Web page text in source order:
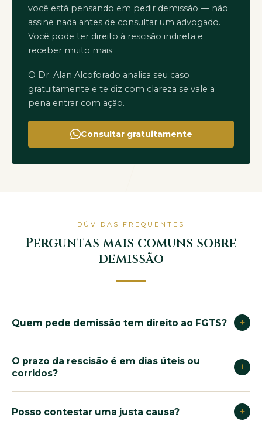
você está pensando em pedir demissão — não
assine nada antes de consultar um advogado.
Você pode ter direito à rescisão indireta e
receber muito mais.
O Dr. Alan Alcoforado analisa seu caso
gratuitamente e te diz com clareza se vale a
pena entrar com ação.
Consultar gratuitamente
DÚVIDAS FREQUENTES
Perguntas mais comuns sobre
demissão
Quem pede demissão tem direito ao FGTS? +
saque do FGTS nem à multa de 40%. O saque só é
Por isso é tão importante não assinar carta de
O prazo da rescisão é em dias úteis ou
corridos?
+
o pagamento deve ser feito no 1º dia útil após o
Posso contestar uma justa causa? +